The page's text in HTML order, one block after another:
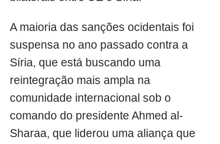
A maioria das sanções ocidentais foi
suspensa no ano passado contra a
Síria, que está buscando uma
reintegração mais ampla na
comunidade internacional sob o
comando do presidente Ahmed al-
Sharaa, que liderou uma aliança que